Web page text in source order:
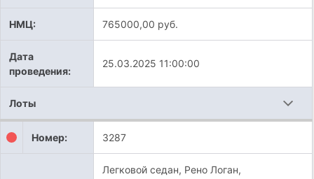
НМЦ: 765000,00 руб.
Дата
проведения:
25.03.2025 11:00:00
Лоты
Номер: 3287
Легковой седан, Рено Логан,